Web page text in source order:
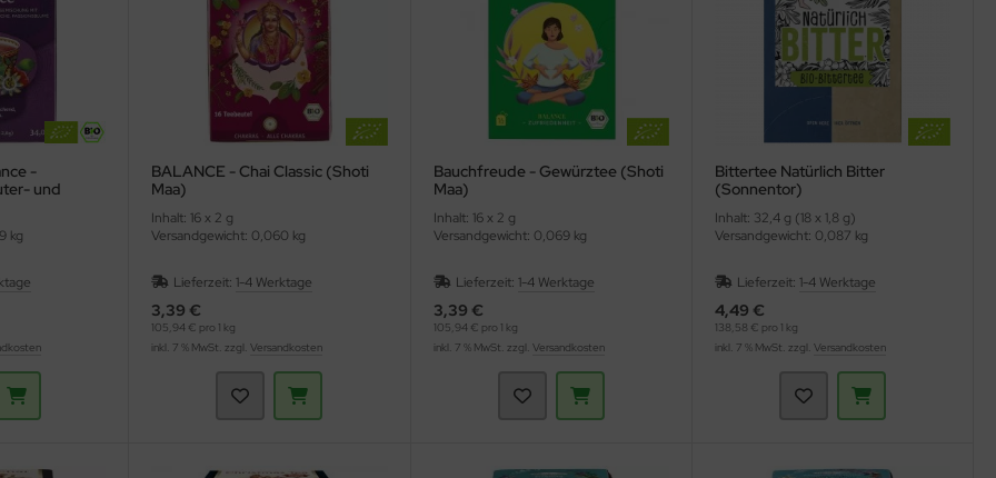
-
und
kg
BALANCE - Chai Classic (Shoti
Maa)
Inhalt: 16 x 2 g
Versandgewicht: 0,060 kg
Lieferzeit:1-4 Werktage
3,39 €
105,94 € pro 1 kg
inkl. 7 % MwSt. zzgl.Versandkosten
Bauchfreude - Gewürztee (Shoti
Maa)
Inhalt: 16 x 2 g
Versandgewicht: 0,069 kg
Lieferzeit: 1-4 Werktage
3,39 €
105,94 € pro 1 kg
inkl. 7 % MwSt. zzgl. Versandkosten
Bittertee Natürlich Bitter
(Sonnentor)
Inhalt: 32,4 g (18 x 1,8 g)
Versandgewicht: 0,087 kg
Lieferzeit: 1-4 Werktage
4,49 €
138,58 € pro 1 kg
inkl. 7 % MwSt. zzgl. Versandkosten